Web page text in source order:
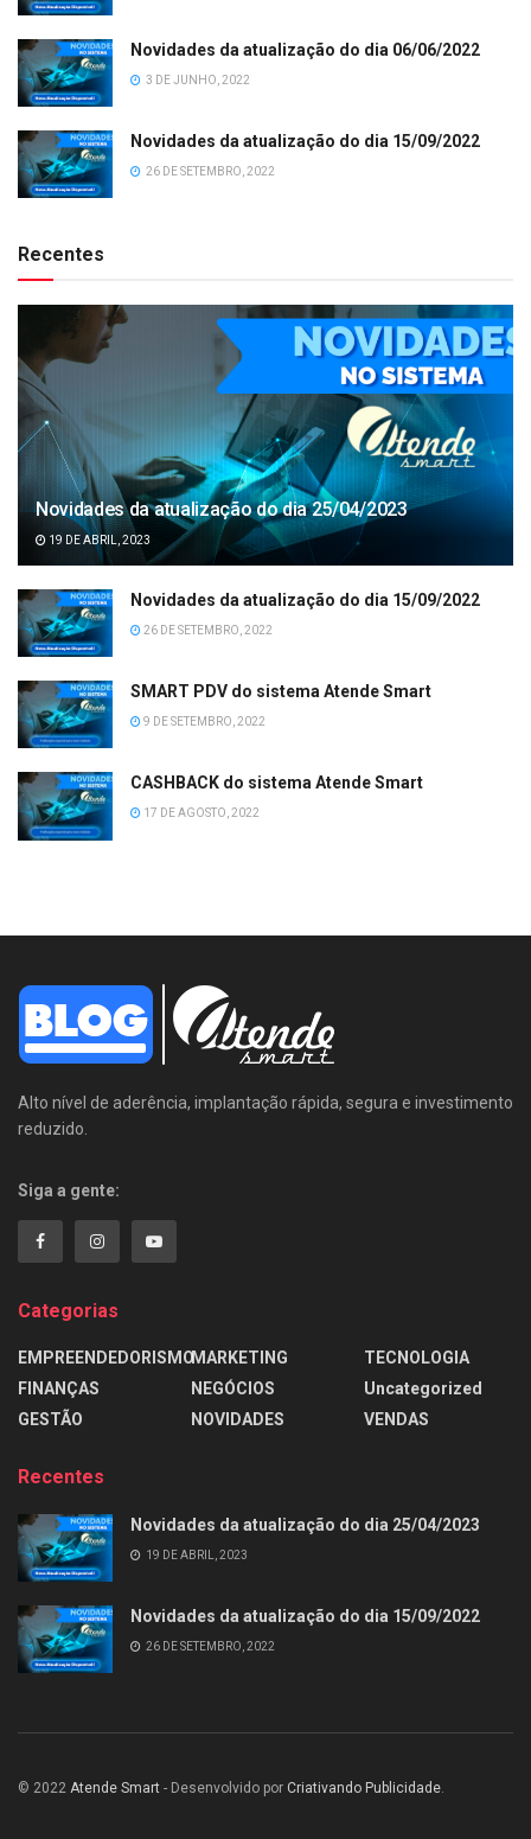
Novidades da atualização do dia 06/06/2022
3 DE JUNHO, 2022
Novidades da atualização do dia 15/09/2022
26 DE SETEMBRO, 2022
Recentes
Novidades da atualização do dia 25/04/2023
19 DE ABRIL, 2023
Novidades da atualização do dia 15/09/2022
26 DE SETEMBRO, 2022
SMART PDV do sistema Atende Smart
9 DE SETEMBRO, 2022
CASHBACK do sistema Atende Smart
17 DE AGOSTO, 2022
Alto nível de aderência, implantação rápida, segura e investimento
reduzido.
Siga a gente:
Categorias
EMPREENDEDORISMO
FINANÇAS
GESTÃO
MARKETING
NEGÓCIOS
NOVIDADES
TECNOLOGIA
Uncategorized
VENDAS
Recentes
Novidades da atualização do dia 25/04/2023
19 DE ABRIL, 2023
Novidades da atualização do dia 15/09/2022
26 DE SETEMBRO, 2022
© 2022 Atende Smart - Desenvolvido por Criativando Publicidade.